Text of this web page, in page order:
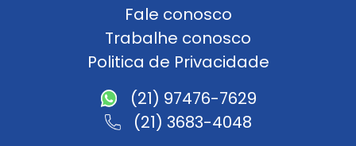
Fale conosco
Trabalhe conosco
Politica de Privacidade
(21) 97476-7629
(21) 3683-4048